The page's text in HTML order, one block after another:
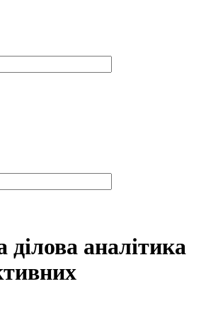
аналітика